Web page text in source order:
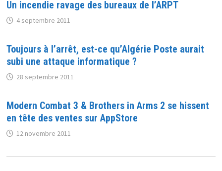
Un incendie ravage des bureaux de l’ARPT
4 septembre 2011
Toujours à l’arrêt, est-ce qu’Algérie Poste aurait
subi une attaque informatique ?
28 septembre 2011
Modern Combat 3 & Brothers in Arms 2 se hissent
en tête des ventes sur AppStore
12 novembre 2011